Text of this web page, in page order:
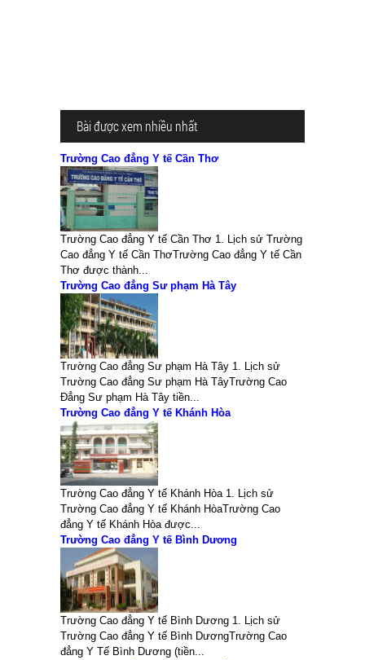
Bài được xem nhiều nhất
Trường Cao đẳng Y tế Cần Thơ
Trường Cao đẳng Y tế Cần Thơ 1. Lịch sử Trường
Cao đẳng Y tế Cần ThơTrường Cao đẳng Y tế Cần
Thơ được thành...
Trường Cao đẳng Sư phạm Hà Tây
Trường Cao đẳng Sư phạm Hà Tây 1. Lịch sử
Trường Cao đẳng Sư phạm Hà TâyTrường Cao
Đẳng Sư phạm Hà Tây tiền...
Trường Cao đẳng Y tế Khánh Hòa
Trường Cao đẳng Y tế Khánh Hòa 1. Lịch sử
Trường Cao đẳng Y tế Khánh HòaTrường Cao
đẳng Y tế Khánh Hòa được...
Trường Cao đẳng Y tế Bình Dương
Trường Cao đẳng Y tế Bình Dương 1. Lịch sử
Trường Cao đẳng Y tế Bình DươngTrường Cao
đẳng Y Tế Bình Dương (tiền...